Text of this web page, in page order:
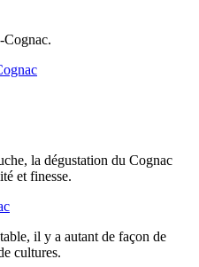
Cognac.
la dégustation du Cognac
et finesse.
il y a autant de façon de
cultures.